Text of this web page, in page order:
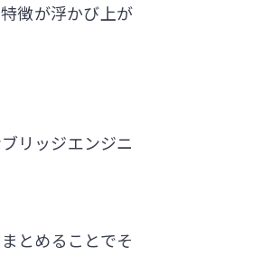
徴が浮かび上が
リッジエンジニ
とめることでそ